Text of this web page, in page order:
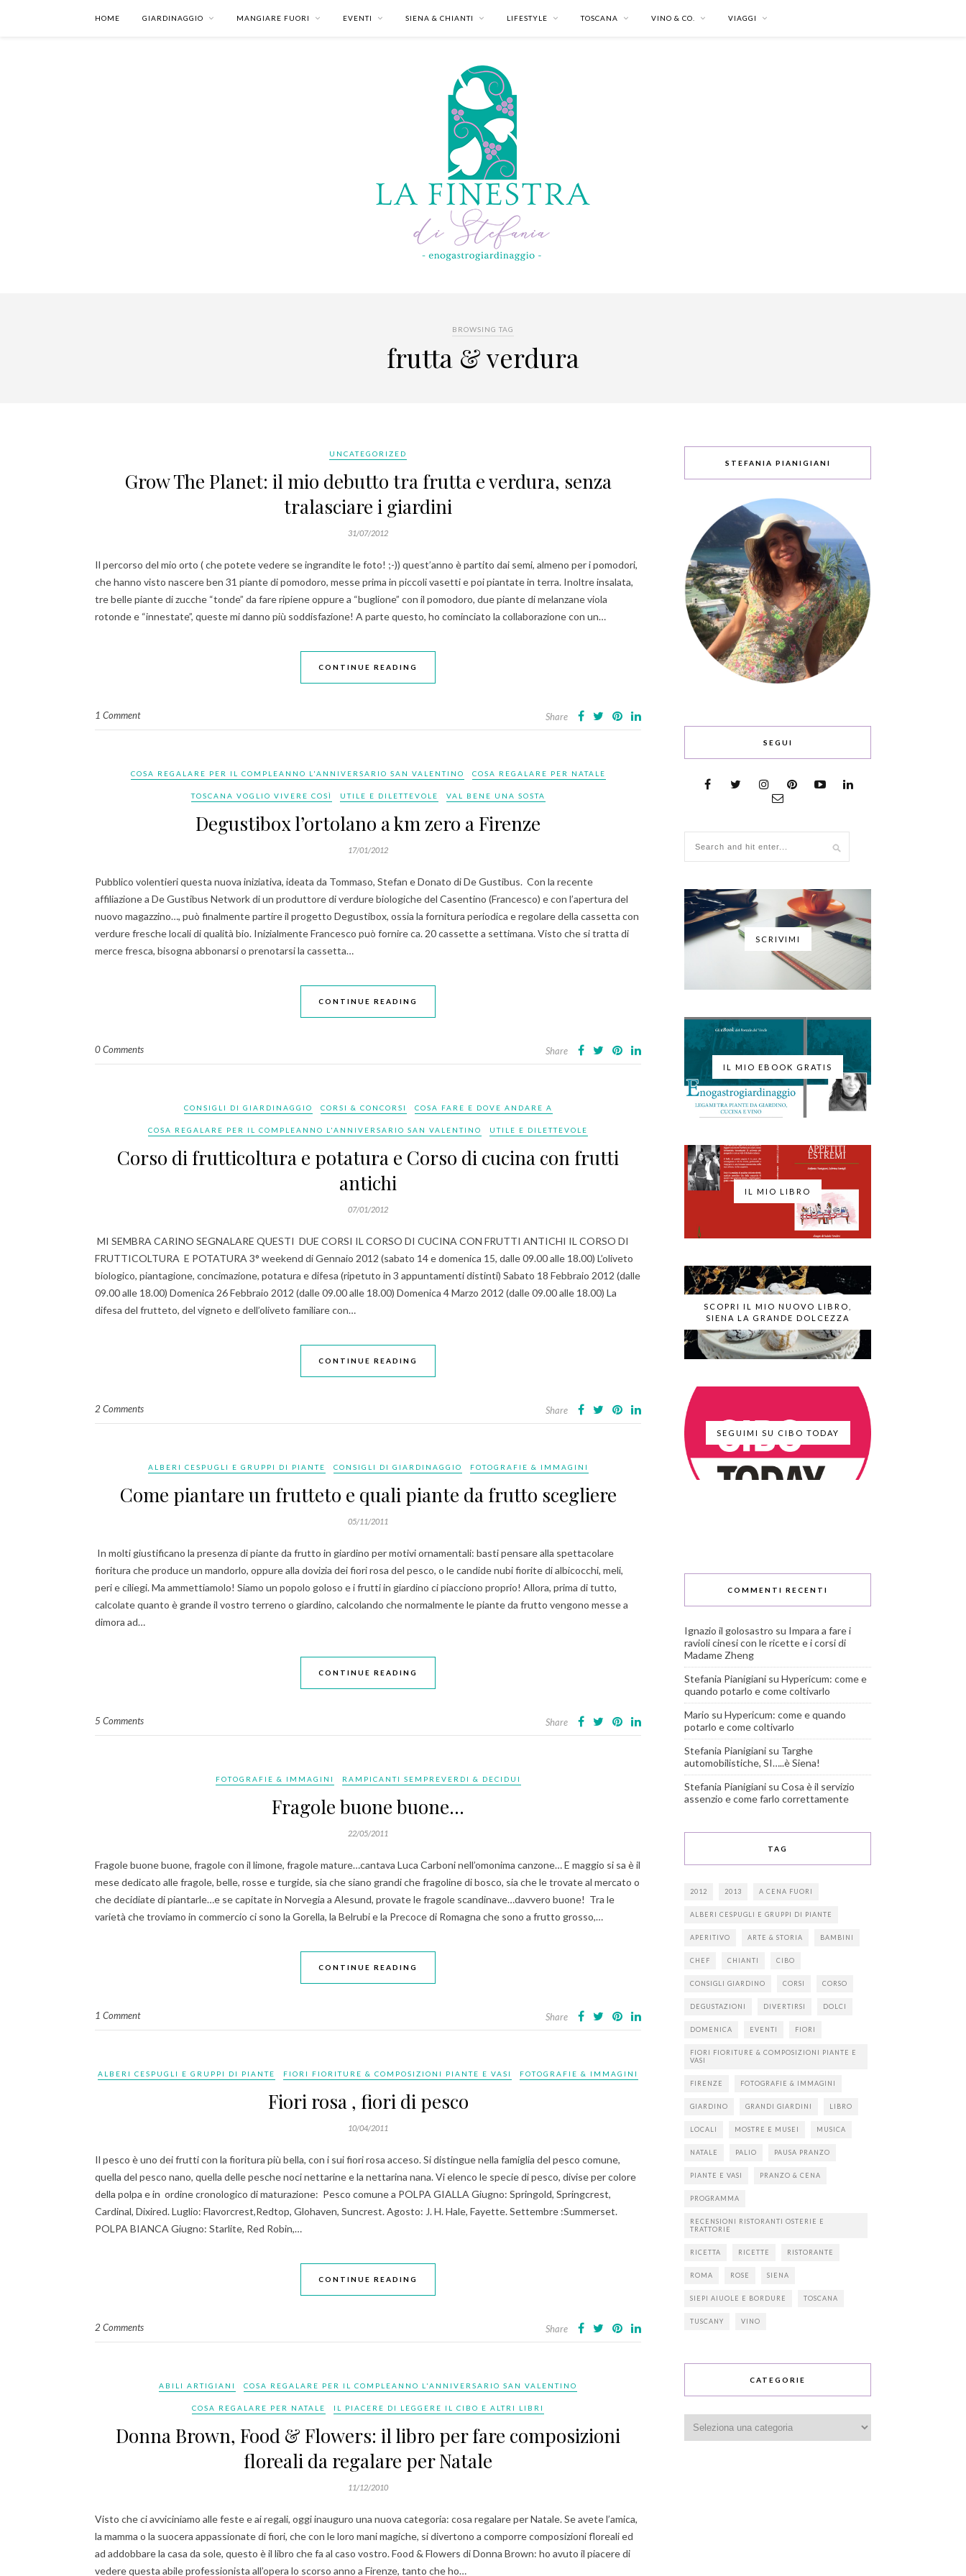
HOME GIARDINAGGIO MANGIARE FUORI EVENTI SIENA & CHIANTI LIFESTYLE TOSCANA VINO & CO. VIAGGI
BROWSING TAG
frutta & verdura
UNCATEGORIZED
Grow The Planet: il mio debutto tra frutta e verdura, senza
tralasciare i giardini
31/07/2012
Il percorso del mio orto ( che potete vedere se ingrandite le foto! ;-)) quest’anno è partito dai semi, almeno per i pomodori,
che hanno visto nascere ben 31 piante di pomodoro, messe prima in piccoli vasetti e poi piantate in terra. Inoltre insalata,
tre belle piante di zucche “tonde” da fare ripiene oppure a “buglione” con il pomodoro, due piante di melanzane viola
rotonde e “innestate”, queste mi danno più soddisfazione! A parte questo, ho cominciato la collaborazione con un…
CONTINUE READING
1 Comment Share
COSA REGALARE PER IL COMPLEANNO L'ANNIVERSARIO SAN VALENTINO COSA REGALARE PER NATALE
TOSCANA VOGLIO VIVERE COSÌ UTILE E DILETTEVOLE VAL BENE UNA SOSTA
Degustibox l’ortolano a km zero a Firenze
17/01/2012
Pubblico volentieri questa nuova iniziativa, ideata da Tommaso, Stefan e Donato di De Gustibus. Con la recente
affiliazione a De Gustibus Network di un produttore di verdure biologiche del Casentino (Francesco) e con l’apertura del
nuovo magazzino…, può finalmente partire il progetto Degustibox, ossia la fornitura periodica e regolare della cassetta con
verdure fresche locali di qualità bio. Inizialmente Francesco può fornire ca. 20 cassette a settimana. Visto che si tratta di
merce fresca, bisogna abbonarsi o prenotarsi la cassetta…
CONTINUE READING
0 Comments Share
CONSIGLI DI GIARDINAGGIO CORSI & CONCORSI COSA FARE E DOVE ANDARE A
COSA REGALARE PER IL COMPLEANNO L'ANNIVERSARIO SAN VALENTINO UTILE E DILETTEVOLE
Corso di frutticoltura e potatura e Corso di cucina con frutti
antichi
07/01/2012
MI SEMBRA CARINO SEGNALARE QUESTI DUE CORSI IL CORSO DI CUCINA CON FRUTTI ANTICHI IL CORSO DI
FRUTTICOLTURA E POTATURA 3° weekend di Gennaio 2012 (sabato 14 e domenica 15, dalle 09.00 alle 18.00) L’oliveto
biologico, piantagione, concimazione, potatura e difesa (ripetuto in 3 appuntamenti distinti) Sabato 18 Febbraio 2012 (dalle
09.00 alle 18.00) Domenica 26 Febbraio 2012 (dalle 09.00 alle 18.00) Domenica 4 Marzo 2012 (dalle 09.00 alle 18.00) La
difesa del frutteto, del vigneto e dell’oliveto familiare con…
CONTINUE READING
2 Comments Share
ALBERI CESPUGLI E GRUPPI DI PIANTE CONSIGLI DI GIARDINAGGIO FOTOGRAFIE & IMMAGINI
Come piantare un frutteto e quali piante da frutto scegliere
05/11/2011
In molti giustificano la presenza di piante da frutto in giardino per motivi ornamentali: basti pensare alla spettacolare
fioritura che produce un mandorlo, oppure alla dovizia dei fiori rosa del pesco, o le candide nubi fiorite di albicocchi, meli,
peri e ciliegi. Ma ammettiamolo! Siamo un popolo goloso e i frutti in giardino ci piacciono proprio! Allora, prima di tutto,
calcolate quanto è grande il vostro terreno o giardino, calcolando che normalmente le piante da frutto vengono messe a
dimora ad…
CONTINUE READING
5 Comments Share
FOTOGRAFIE & IMMAGINI RAMPICANTI SEMPREVERDI & DECIDUI
Fragole buone buone…
22/05/2011
Fragole buone buone, fragole con il limone, fragole mature…cantava Luca Carboni nell’omonima canzone… E maggio si sa è il
mese dedicato alle fragole, belle, rosse e turgide, sia che siano grandi che fragoline di bosco, sia che le trovate al mercato o
che decidiate di piantarle…e se capitate in Norvegia a Alesund, provate le fragole scandinave…davvero buone! Tra le
varietà che troviamo in commercio ci sono la Gorella, la Belrubi e la Precoce di Romagna che sono a frutto grosso,…
CONTINUE READING
1 Comment Share
ALBERI CESPUGLI E GRUPPI DI PIANTE FIORI FIORITURE & COMPOSIZIONI PIANTE E VASI FOTOGRAFIE & IMMAGINI
Fiori rosa , fiori di pesco
10/04/2011
Il pesco è uno dei frutti con la fioritura più bella, con i sui fiori rosa acceso. Si distingue nella famiglia del pesco comune,
quella del pesco nano, quella delle pesche noci nettarine e la nettarina nana. Vi elenco le specie di pesco, divise per colore
della polpa e in ordine cronologico di maturazione: Pesco comune a POLPA GIALLA Giugno: Springold, Springcrest,
Cardinal, Dixired. Luglio: Flavorcrest,Redtop, Glohaven, Suncrest. Agosto: J. H. Hale, Fayette. Settembre :Summerset.
POLPA BIANCA Giugno: Starlite, Red Robin,…
CONTINUE READING
2 Comments Share
ABILI ARTIGIANI COSA REGALARE PER IL COMPLEANNO L'ANNIVERSARIO SAN VALENTINO
COSA REGALARE PER NATALE IL PIACERE DI LEGGERE IL CIBO E ALTRI LIBRI
Donna Brown, Food & Flowers: il libro per fare composizioni
floreali da regalare per Natale
11/12/2010
Visto che ci avviciniamo alle feste e ai regali, oggi inauguro una nuova categoria: cosa regalare per Natale. Se avete l’amica,
la mamma o la suocera appassionate di fiori, che con le loro mani magiche, si divertono a comporre composizioni floreali ed
ad addobbare la casa da sole, questo è il libro che fa al caso vostro. Food & Flowers di Donna Brown: ho avuto il piacere di
vedere questa abile professionista all’opera lo scorso anno a Firenze, tanto che ho…
STEFANIA PIANIGIANI
SEGUI
SCRIVIMI
IL MIO EBOOK GRATIS
IL MIO LIBRO
SCOPRI IL MIO NUOVO LIBRO,
SIENA LA GRANDE DOLCEZZA
SEGUIMI SU CIBO TODAY
COMMENTI RECENTI
Ignazio il golosastro su Impara a fare i
ravioli cinesi con le ricette e i corsi di
Madame Zheng
Stefania Pianigiani su Hypericum: come e
quando potarlo e come coltivarlo
Mario su Hypericum: come e quando
potarlo e come coltivarlo
Stefania Pianigiani su Targhe
automobilistiche, SI…..è Siena!
Stefania Pianigiani su Cosa è il servizio
assenzio e come farlo correttamente
TAG
2012 2013 A CENA FUORI
ALBERI CESPUGLI E GRUPPI DI PIANTE
APERITIVO ARTE & STORIA BAMBINI
CHEF CHIANTI CIBO
CONSIGLI GIARDINO CORSI CORSO
DEGUSTAZIONI DIVERTIRSI DOLCI
DOMENICA EVENTI FIORI
FIORI FIORITURE & COMPOSIZIONI PIANTE E
VASI
FIRENZE FOTOGRAFIE & IMMAGINI
GIARDINO GRANDI GIARDINI LIBRO
LOCALI MOSTRE E MUSEI MUSICA
NATALE PALIO PAUSA PRANZO
PIANTE E VASI PRANZO & CENA
PROGRAMMA
RECENSIONI RISTORANTI OSTERIE E
TRATTORIE
RICETTA RICETTE RISTORANTE
ROMA ROSE SIENA
SIEPI AIUOLE E BORDURE TOSCANA
TUSCANY VINO
CATEGORIE